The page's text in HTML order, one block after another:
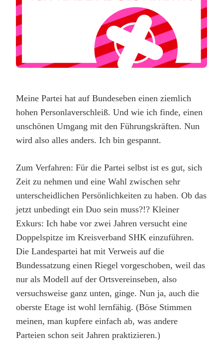
Meine Partei hat auf Bundeseben einen ziemlich
hohen Personlaverschleiß. Und wie ich finde, einen
unschönen Umgang mit den Führungskräften. Nun
wird also alles anders. Ich bin gespannt.
Zum Verfahren: Für die Partei selbst ist es gut, sich
Zeit zu nehmen und eine Wahl zwischen sehr
unterscheidlichen Persönlichkeiten zu haben. Ob das
jetzt unbedingt ein Duo sein muss?!? Kleiner
Exkurs: Ich habe vor zwei Jahren versucht eine
Doppelspitze im Kreisverband SHK einzuführen.
Die Landespartei hat mit Verweis auf die
Bundessatzung einen Riegel vorgeschoben, weil das
nur als Modell auf der Ortsvereinseben, also
versuchsweise ganz unten, ginge. Nun ja, auch die
oberste Etage ist wohl lernfähig. (Böse Stimmen
meinen, man kupfere einfach ab, was andere
Parteien schon seit Jahren praktizieren.)